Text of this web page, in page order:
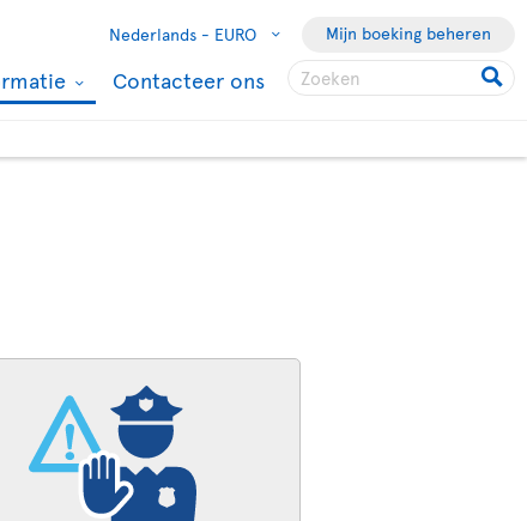
Nederlands - EURO Mijn boeking beheren
Contacteer ons